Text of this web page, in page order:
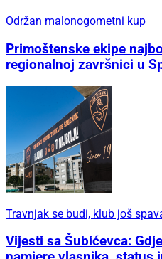
Održan malonogometni kup
Primoštenske ekipe
regionalnoj završnici u
Travnjak se budi, klub još
Vijesti sa Šubićevca: